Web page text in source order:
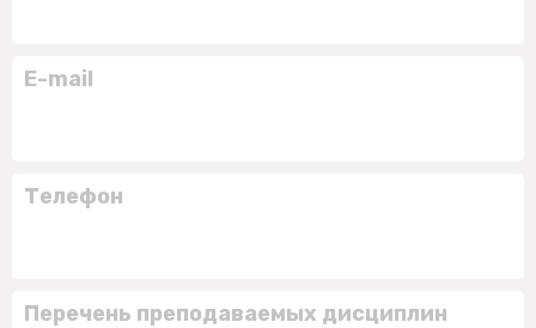
E-mail
Телефон
Перечень преподаваемых дисциплин